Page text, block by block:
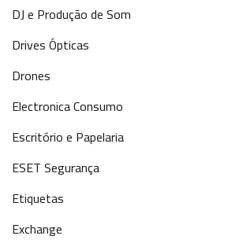
DJ e Produção de Som
Drives Ópticas
Drones
Electronica Consumo
Escritório e Papelaria
ESET Segurança
Etiquetas
Exchange